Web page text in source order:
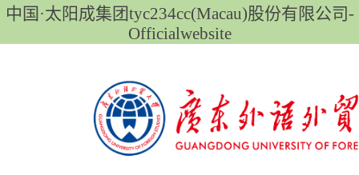
中国·太阳成集团tyc234cc(Macau)股份有限公司-
Officialwebsite